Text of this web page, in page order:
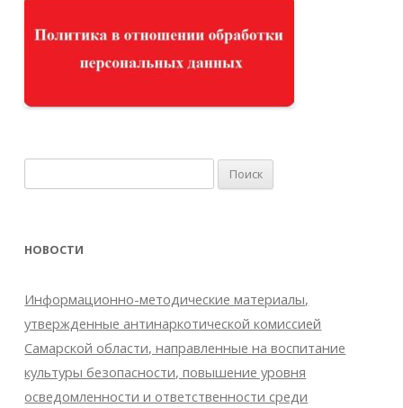
НОВОСТИ
Информационно-методические материалы,
утвержденные антинаркотической комиссией
Самарской области, направленные на воспитание
культуры безопасности, повышение уровня
осведомленности и ответственности среди